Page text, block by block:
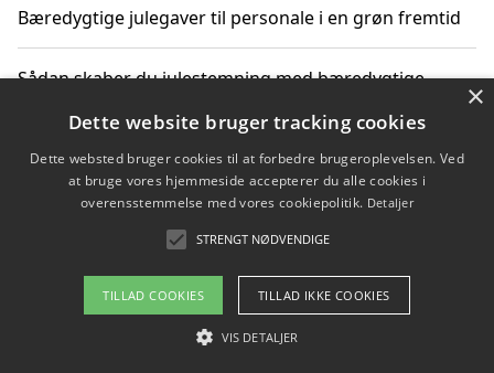
Bæredygtige julegaver til personale i en grøn fremtid
Sådan skaber du julestemning med bæredygtige
Sådan skaber du et bæredygtigt hjem med familien i
Copyright 2026 - Pilanto Aps
Om / kontakt
×
Dette website bruger tracking cookies
Dette websted bruger cookies til at forbedre brugeroplevelsen. Ved
at bruge vores hjemmeside accepterer du alle cookies i
overensstemmelse med vores cookiepolitik. Detaljer
STRENGT NØDVENDIGE
TILLAD COOKIES TILLAD IKKE COOKIES
VIS DETALJER